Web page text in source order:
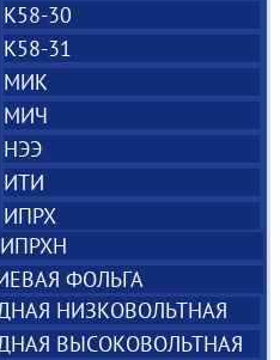
К58-30
К58-31
МИК
МИЧ
НЭЭ
ИТИ
ИПРХ
ИПРХН
ФОЛЬГА
НИЗКОВОЛЬТНАЯ
ВЫСОКОВОЛЬТНАЯ